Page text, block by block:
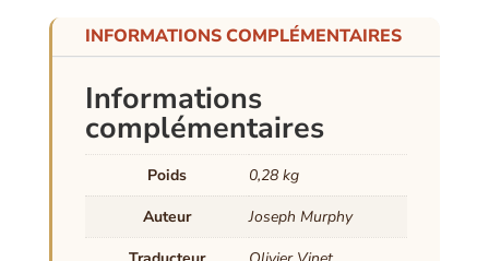
INFORMATIONS COMPLÉMENTAIRES
Informations
complémentaires
Poids
0,28 kg
Auteur
Joseph Murphy